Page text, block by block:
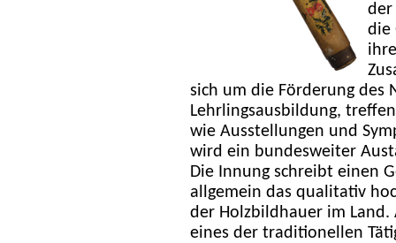
der
die
sich um die Förderung des
Lehrlingsausbildung,
wie Ausstellungen und
wird ein bundesweiter
Die Innung schreibt einen
allgemein das qualitativ
der Holzbildhauer im Land.
eines der traditionellen